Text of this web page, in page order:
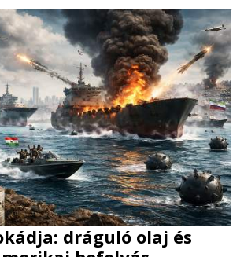
dráguló olaj és